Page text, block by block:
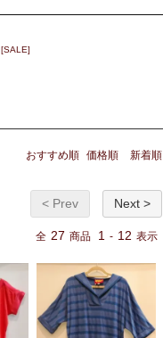
[SALE]
おすすめ順 価格順 新着順
< Prev Next >
全 27 商品 1 - 12 表示